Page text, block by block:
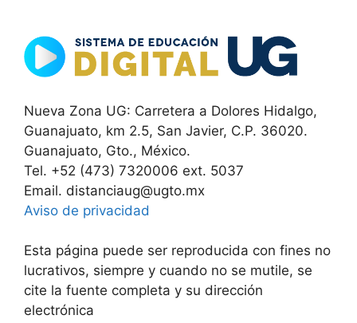
Nueva Zona UG: Carretera a Dolores Hidalgo,
Guanajuato, km 2.5, San Javier, C.P. 36020.
Guanajuato, Gto., México.
Tel. +52 (473) 7320006 ext. 5037
Email. distanciaug@ugto.mx
Aviso de privacidad
Esta página puede ser reproducida con fines no
lucrativos, siempre y cuando no se mutile, se
cite la fuente completa y su dirección
electrónica